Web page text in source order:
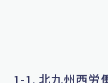
1-1. 北九州西労